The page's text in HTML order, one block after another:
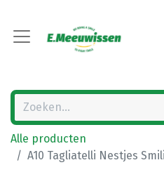
Alle producten
A10 Tagliatelli Nestjes